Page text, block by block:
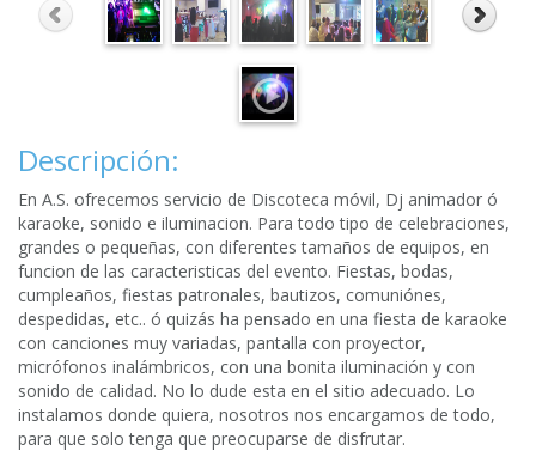
Descripción:
En A.S. ofrecemos servicio de Discoteca móvil, Dj animador ó
karaoke, sonido e iluminacion. Para todo tipo de celebraciones,
grandes o pequeñas, con diferentes tamaños de equipos, en
funcion de las caracteristicas del evento. Fiestas, bodas,
cumpleaños, fiestas patronales, bautizos, comuniónes,
despedidas, etc.. ó quizás ha pensado en una fiesta de karaoke
con canciones muy variadas, pantalla con proyector,
micrófonos inalámbricos, con una bonita iluminación y con
sonido de calidad. No lo dude esta en el sitio adecuado. Lo
instalamos donde quiera, nosotros nos encargamos de todo,
para que solo tenga que preocuparse de disfrutar.